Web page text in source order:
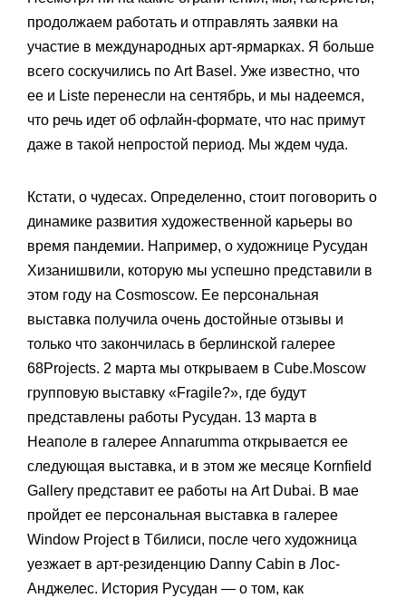
продолжаем работать и отправлять заявки на
участие в международных арт-ярмарках. Я больше
всего соскучились по Art Basel. Уже известно, что
ее и Liste перенесли на сентябрь, и мы надеемся,
что речь идет об офлайн-формате, что нас примут
даже в такой непростой период. Мы ждем чуда.
Кстати, о чудесах. Определенно, стоит поговорить о
динамике развития художественной карьеры во
время пандемии. Например, о художнице Русудан
Хизанишвили, которую мы успешно представили в
этом году на Cosmoscow. Ее персональная
выставка получила очень достойные отзывы и
только что закончилась в берлинской галерее
68Projects. 2 марта мы открываем в Cube.Moscow
групповую выставку «Fragile?», где будут
представлены работы Русудан. 13 марта в
Неаполе в галерее Annarumma открывается ее
следующая выставка, и в этом же месяце Kornfield
Gallery представит ее работы на Art Dubai. В мае
пройдет ее персональная выставка в галерее
Window Project в Тбилиси, после чего художница
уезжает в арт-резиденцию Danny Cabin в Лос-
Анджелес. История Русудан — о том, как